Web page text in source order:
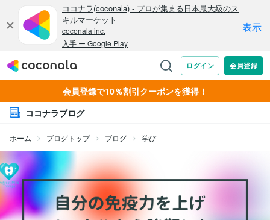
会員登録で10％割引クーポンを獲得！
ココナラブログ
ホーム ブログトップ ブログ 学び